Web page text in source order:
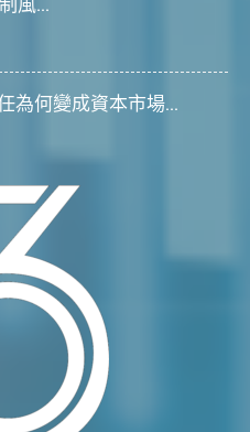
為何變成資本市場...